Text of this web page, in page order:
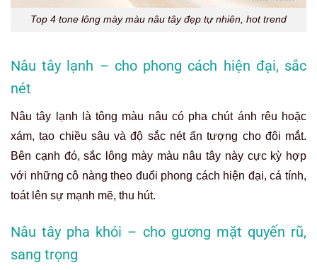
Top 4 tone lông mày màu nâu tây đẹp tự nhiên, hot trend
Nâu tây lạnh – cho phong cách hiện đại, sắc
nét
Nâu tây lạnh là tông màu nâu có pha chút ánh rêu hoặc
xám, tạo chiều sâu và độ sắc nét ấn tượng cho đôi mắt.
Bên cạnh đó, sắc lông mày màu nâu tây này cực kỳ hợp
với những cô nàng theo đuổi phong cách hiện đại, cá tính,
toát lên sự mạnh mẽ, thu hút.
Nâu tây pha khói – cho gương mặt quyến rũ,
sang trọng